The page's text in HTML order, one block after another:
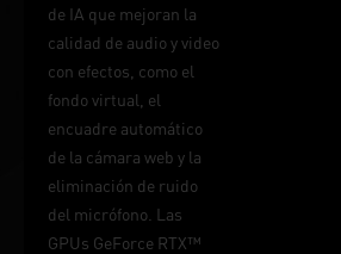
de IA que mejoran la
calidad de audio y video
con efectos, como el
fondo virtual, el
encuadre automático
de la cámara web y la
eliminación de ruido
del micrófono. Las
GPUs GeForce RTX™